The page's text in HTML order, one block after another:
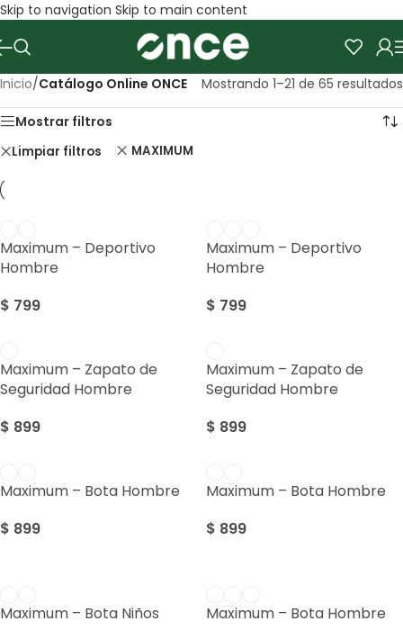
Skip to navigation Skip to main content
Inicio/Catálogo Online ONCE Mostrando 1–21 de 65 resultados
Mostrar filtros
Limpiar filtros MAXIMUM
Maximum – Deportivo
Hombre
$ 799
Maximum – Deportivo
Hombre
$ 799
Maximum – Zapato de
Seguridad Hombre
$ 899
Maximum – Zapato de
Seguridad Hombre
$ 899
Maximum – Bota Hombre
$ 899
Maximum – Bota Hombre
$ 899
Maximum – Bota Niños Maximum – Bota Hombre